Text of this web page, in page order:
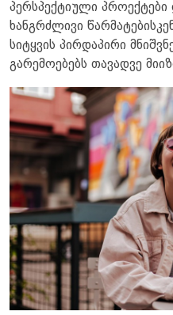
პერსპექტიული პროექტები
ხანგრძლივი
სიტყვის პირდაპირი
გარემოებებს თავადვე